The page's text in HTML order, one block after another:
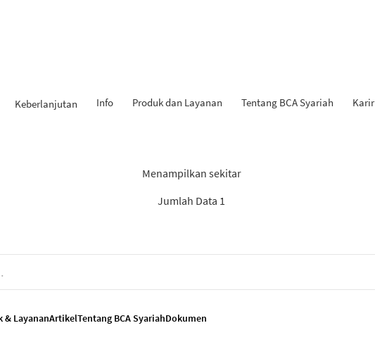
Keberlanjutan Info Produk dan Layanan Tentang BCA Syariah Karir
Menampilkan sekitar
Jumlah Data 1
& LayananArtikelTentang BCA SyariahDokumen